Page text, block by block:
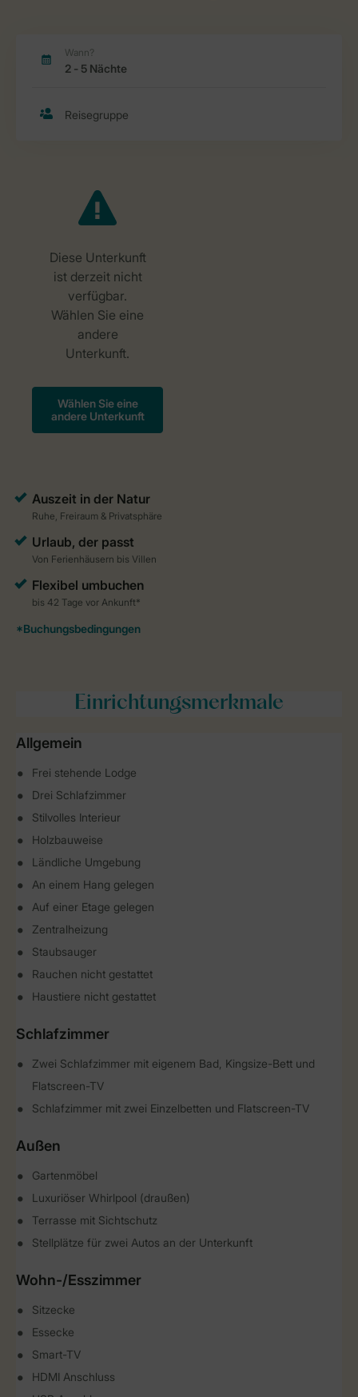
Einrichtungsmerkmale
Allgemein
Frei stehende Lodge
Drei Schlafzimmer
Stilvolles Interieur
Holzbauweise
Ländliche Umgebung
An einem Hang gelegen
Auf einer Etage gelegen
Zentralheizung
Staubsauger
Rauchen nicht gestattet
Haustiere nicht gestattet
Schlafzimmer
Zwei Schlafzimmer mit eigenem Bad, Kingsize-Bett und
Flatscreen-TV
Schlafzimmer mit zwei Einzelbetten und Flatscreen-TV
Außen
Gartenmöbel
Luxuriöser Whirlpool (draußen)
Terrasse mit Sichtschutz
Stellplätze für zwei Autos an der Unterkunft
Wohn-/Esszimmer
Sitzecke
Essecke
Smart-TV
HDMI Anschluss